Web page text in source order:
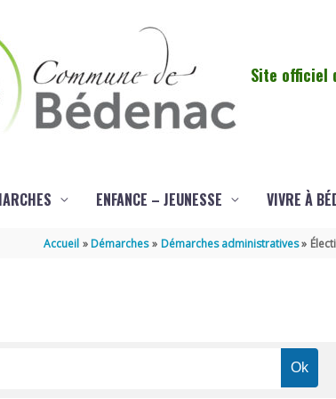
Site officiel
ENFANCE – JEUNESSE VIVRE À
Accueil Démarches Démarches administratives